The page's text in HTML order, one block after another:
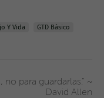
Y Vida
GTD Básico
para guardarlas." ~
David Allen